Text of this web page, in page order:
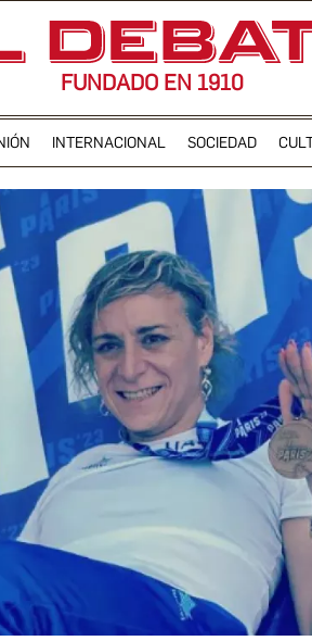
FUNDADO EN 1910
INTERNACIONAL SOCIEDAD